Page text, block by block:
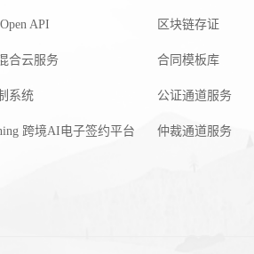
API
合云服务
系统
跨境AI电子签约平台
区块链存证
合同模板库
公证通道服务
仲裁通道服务